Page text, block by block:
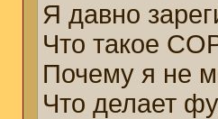
Я давно
Что такое
Почему я не
Что делает